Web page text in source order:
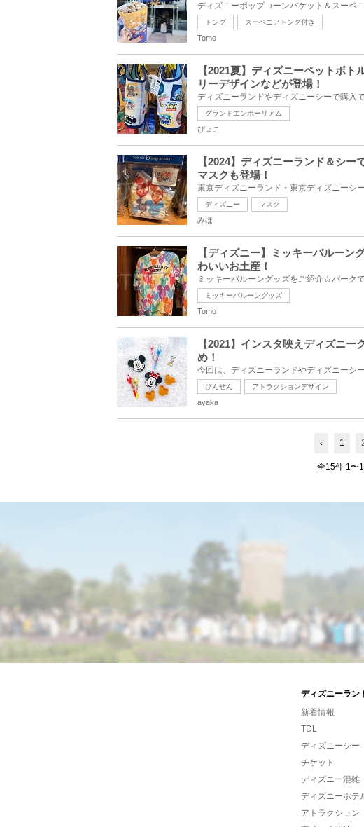
トング スーベニアトング付き
Tomo
【2021夏】ディズニーペットボ
リーデザインなどが登場！
グランドエンポーリアム
ぴょこ
【2024】ディズニーランド＆シ
マスクも登場！
ディズニー マスク
みほ
【ディズニー】ミッキーバルーン
わいいお土産！
ミッキーバルーングッズ
Tomo
【2021】インスタ映えディズニ
め！
びんせん アトラクションデザイン
ayaka
‹ 1
全15件 1〜
ディズニーラン
新着情報
TDL
ディズニーシー
チケット
ディズニー混雑
ディズニーホテ
アトラクション